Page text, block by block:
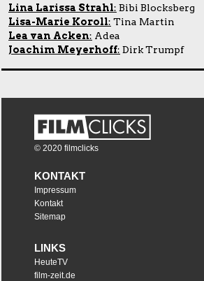
Lina Larissa Strahl: Bibi Blocksberg
Lisa-Marie Koroll: Tina Martin
Lea van Acken: Adea
Joachim Meyerhoff: Dirk Trumpf
© 2020 filmclicks
KONTAKT
Impressum
Kontakt
Sitemap
LINKS
HeuteTV
film-zeit.de